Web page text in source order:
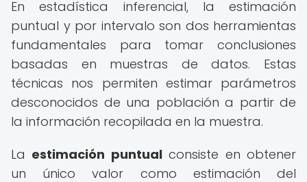
En estadística inferencial, la estimación
puntual y por intervalo son dos herramientas
fundamentales para tomar conclusiones
basadas en muestras de datos. Estas
técnicas nos permiten estimar parámetros
desconocidos de una población a partir de
la información recopilada en la muestra.
La estimación puntualconsiste en obtener
un único valor como estimación del